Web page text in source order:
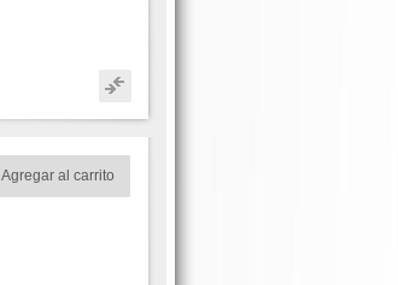
Agregar al carrito